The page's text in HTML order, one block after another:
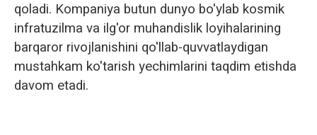
qoladi. Kompaniya butun dunyo bo'ylab kosmik
infratuzilma va ilg'or muhandislik loyihalarining
barqaror rivojlanishini qo'llab-quvvatlaydigan
mustahkam ko'tarish yechimlarini taqdim etishda
davom etadi.